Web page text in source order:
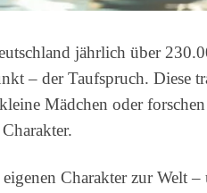
jährlich über
– der Taufspruch. Diese
Mädchen oder
Charakter zur Welt